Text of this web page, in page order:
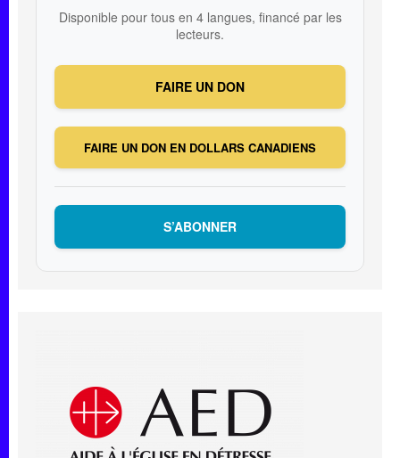
Disponible pour tous en 4 langues, financé par les
lecteurs.
FAIRE UN DON
FAIRE UN DON EN DOLLARS CANADIENS
S’ABONNER